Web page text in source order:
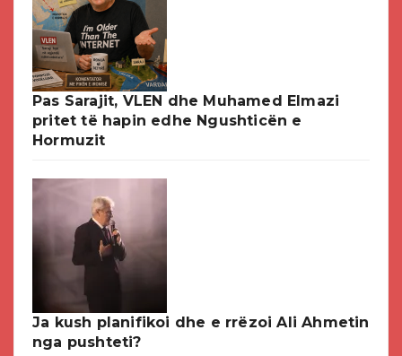
Pas Sarajit, VLEN dhe Muhamed Elmazi
pritet të hapin edhe Ngushticën e
Hormuzit
Ja kush planifikoi dhe e rrëzoi Ali Ahmetin
nga pushteti?